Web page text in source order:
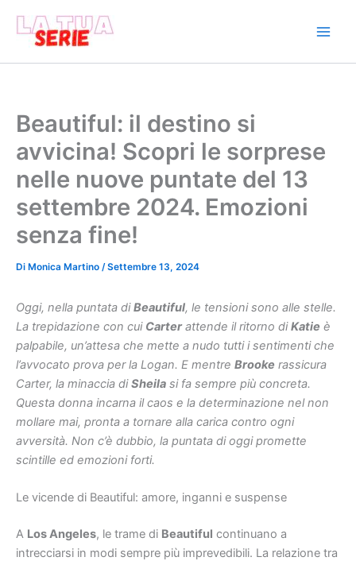
contenuto
Beautiful: il destino si
avvicina! Scopri le sorprese
nelle nuove puntate del 13
settembre 2024. Emozioni
senza fine!
Di Monica Martino /Settembre 13, 2024
Oggi, nella puntata diBeautiful, le tensioni sono alle stelle.
La trepidazione con cui Carterattende il ritorno diKatie è
palpabile, un’attesa che mette a nudo tutti i sentimenti che
l’avvocato prova per la Logan. E mentre Brooke rassicura
Carter, la minaccia diSheila si fa sempre più concreta.
Questa donna incarna il caos e la determinazione nel non
mollare mai, pronta a tornare alla carica contro ogni
avversità. Non c’è dubbio, la puntata di oggi promette
scintille ed emozioni forti.
Le vicende di Beautiful: amore, inganni e suspense
A Los Angeles, le trame di Beautiful continuano a
intrecciarsi in modi sempre più imprevedibili. La relazione tra